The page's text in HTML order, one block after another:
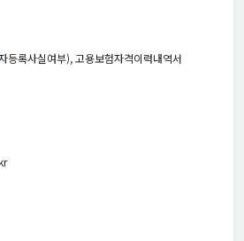
등록사실여부), 고용보험자격이력내역서